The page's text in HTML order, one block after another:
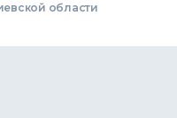
области